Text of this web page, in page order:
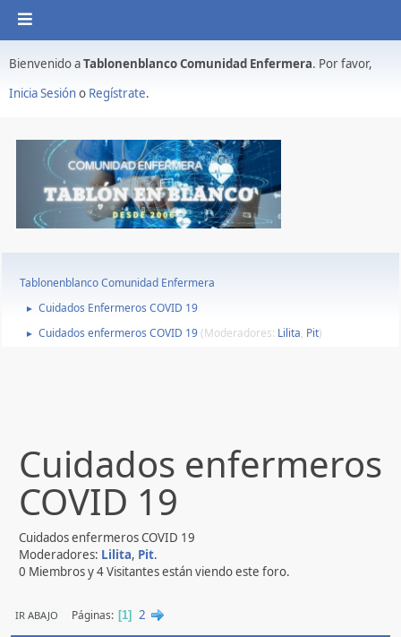
Bienvenido aTablonenblanco Comunidad Enfermera. Por favor,
Inicia Sesióno Regístrate.
Tablonenblanco Comunidad Enfermera
► Cuidados Enfermeros COVID 19
► Cuidados enfermeros COVID 19 (Moderadores: Lilita, Pit)
Cuidados enfermeros
COVID 19
Cuidados enfermeros COVID 19
Moderadores: Lilita, Pit.
0 Miembros y 4 Visitantes están viendo este foro.
IR ABAJO Páginas 1 2